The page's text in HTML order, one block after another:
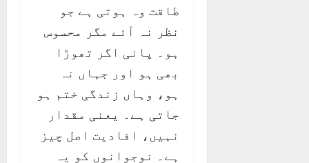
طاقت وہ ہوتی ہے جو
نظر نہ آئے مگر محسوس
ہو۔ پانی اگر تھوڑا
بھی ہو اور جہاں نہ
ہو، وہاں زندگی ختم ہو
جاتی ہے۔ یعنی مقدار
نہیں، افادیت اصل چیز
ہے۔ نوجوانوں کو یہ